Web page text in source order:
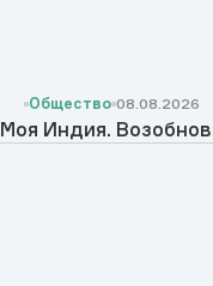
Общество 08.08.2026
Моя Индия.